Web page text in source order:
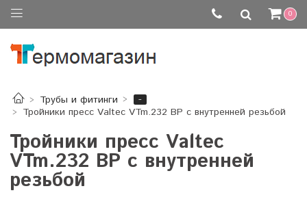
0
Трубы и фитинги
-
Тройники пресс Valtec VTm.232 ВР с внутренней резьбой
Тройники пресс Valtec
VTm.232 ВР с внутренней
резьбой